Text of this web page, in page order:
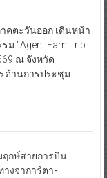
คตะวันออก เดินหน้า
“Agent Fam Trip:
ณ จังหวัด
ด้านการประชุม
กษ์สายการบิน
างจาการ์ตา-